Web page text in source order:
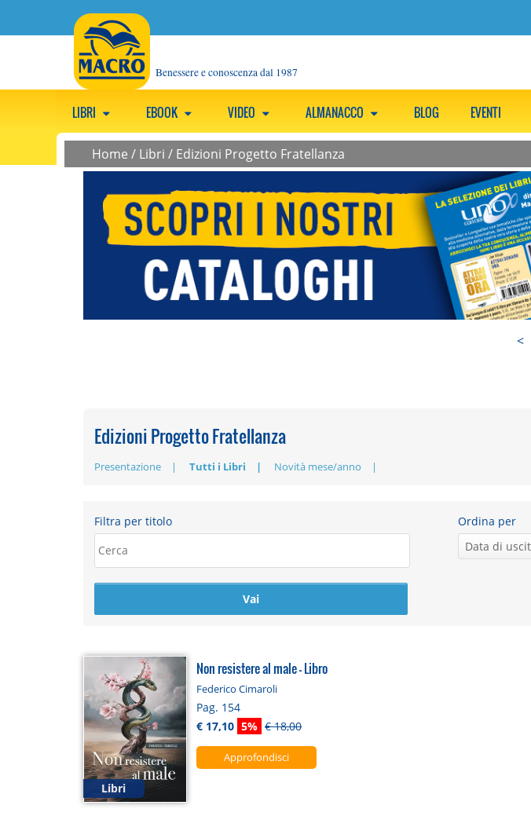
Benessere e conoscenza dal 1987
LIBRI EBOOK VIDEO ALMANACCO BLOG EVENTI
Home / Libri / Edizioni Progetto Fratellanza
<
Edizioni Progetto Fratellanza
Presentazione Tutti i Libri Novità mese/anno
Filtra per titolo Ordina per
Libri
Non resistere al male - Libro
Federico Cimaroli
Pag. 154
€ 17,10 5% € 18,00
Approfondisci